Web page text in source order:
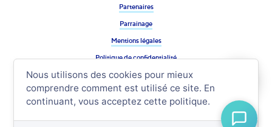
Partenaires
Parrainage
Mentions légales
Politique de confidentialité
Suivez nous !
Nous utilisons des cookies pour mieux
comprendre comment est utilisé ce site. En
continuant, vous acceptez cette politique.